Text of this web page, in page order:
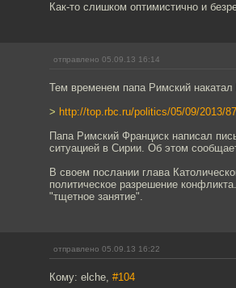
Как-то слишком оптимистично и
отправлено 05.09.13 16:14
Тем временем папа Римский
> http://top.rbc.ru/politics/05/09/2013/
Папа Римский Франциск написал
ситуацией в Сирии. Об этом
В своем послании глава
политическое разрешение
"тщетное занятие".
отправлено 05.09.13 16:22
Кому: elche, #104